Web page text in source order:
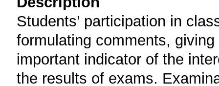
Students’ participation in
formulating comments,
important indicator of the
the results of exams.